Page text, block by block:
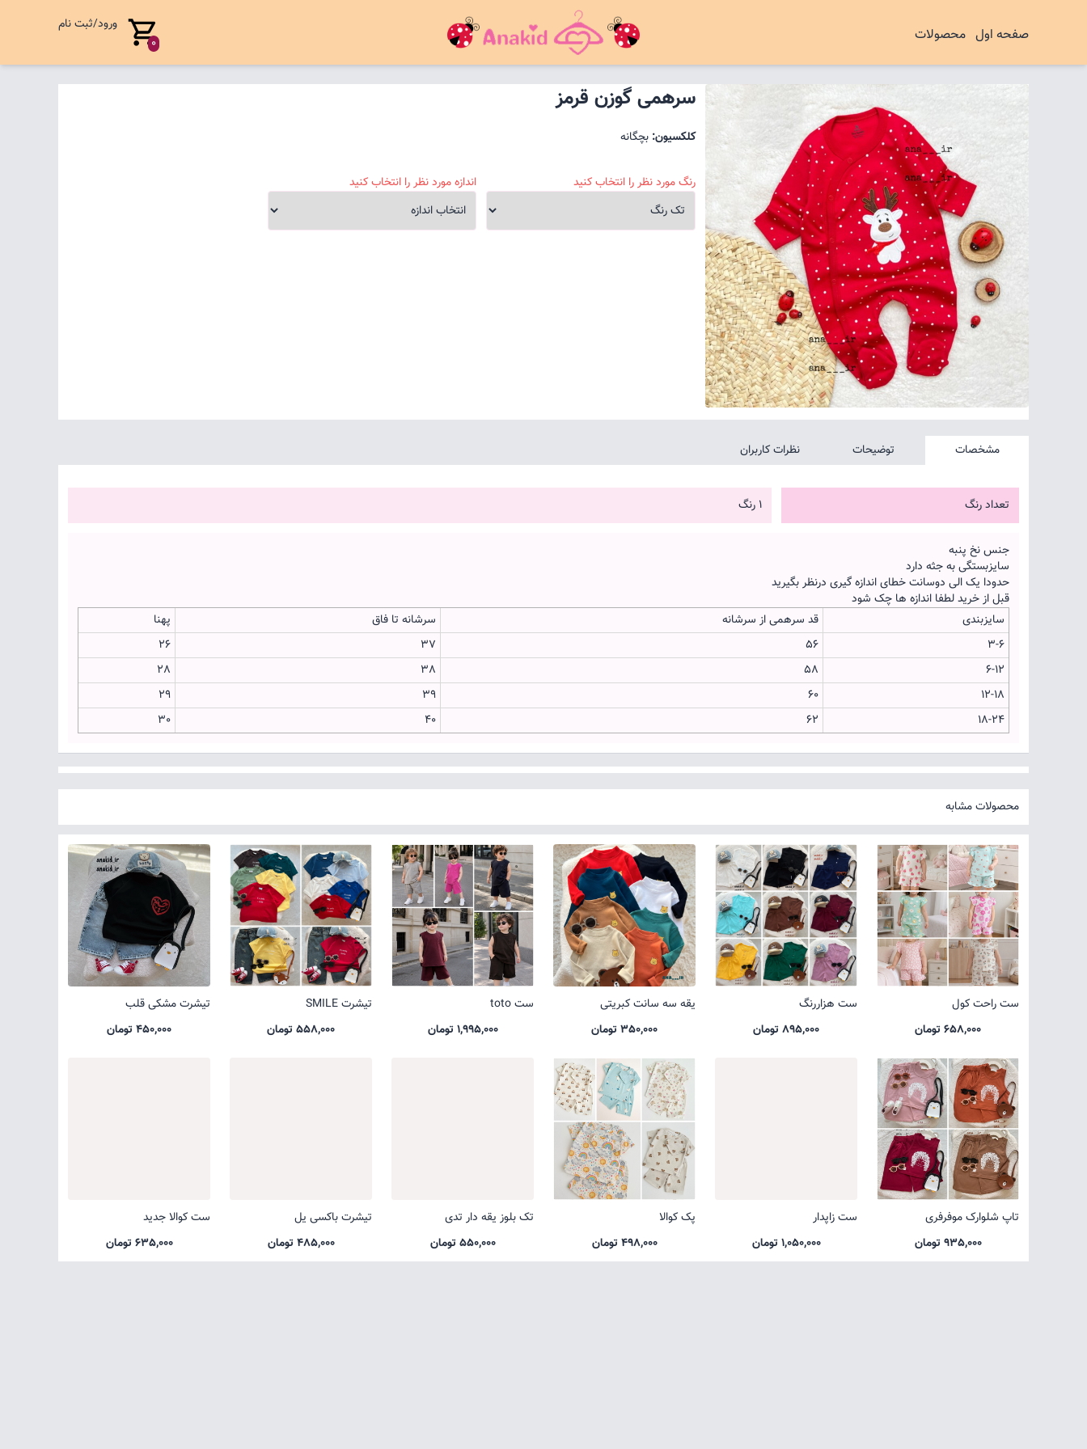
صفحه اول محصولات 0
ورود/ثبت نام
سرهمی گوزن قرمز
کلکسیون: بچگانه
رنگ مورد نظر را انتخاب کنید اندازه مورد نظر را انتخاب کنید
مشخصات توضیحات نظرات کاربران
تعداد رنگ 1 رنگ
جنس نخ پنبه
سایزبستگی به جثه دارد
حدودا یک الی دوسانت خطای اندازه گیری درنظر بگیرید
قبل از خرید لطفا اندازه ها چک شود
سایزبندی
قد سرهمی از سرشانه سرشانه تا فاق
پهنا
3-6
56
37
26
6-12
58
38
28
12-18
60
39
29
18-24
62
40
30
محصولات مشابه
ست راحت کول
658,000 تومان
ست هزاررنگ
895,000 تومان
یقه سه سانت کبریتی
350,000 تومان
ست toto
1,995,000 تومان
تیشرت SMILE
558,000 تومان
تیشرت مشکی قلب
450,000 تومان
تاپ شلوارک موفرفری
935,000 تومان
ست زاپدار
1,050,000 تومان
پک کوالا
498,000 تومان
تک بلوز یقه دار تدی
550,000 تومان
تیشرت باکسی یل
485,000 تومان
ست کوالا جدید
635,000 تومان